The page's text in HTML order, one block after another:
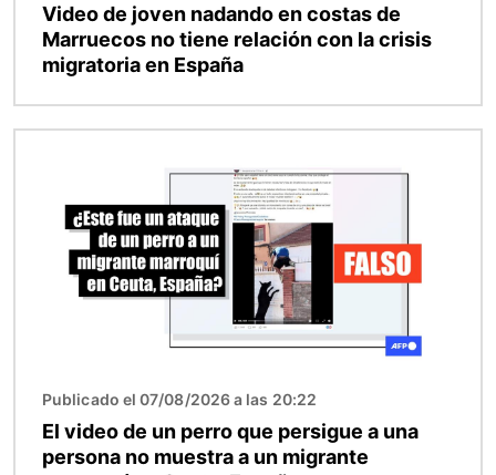
Video de joven nadando en costas de
Marruecos no tiene relación con la crisis
migratoria en España
Publicado el 07/08/2026 a las 20:22
El video de un perro que persigue a una
persona no muestra a un migrante